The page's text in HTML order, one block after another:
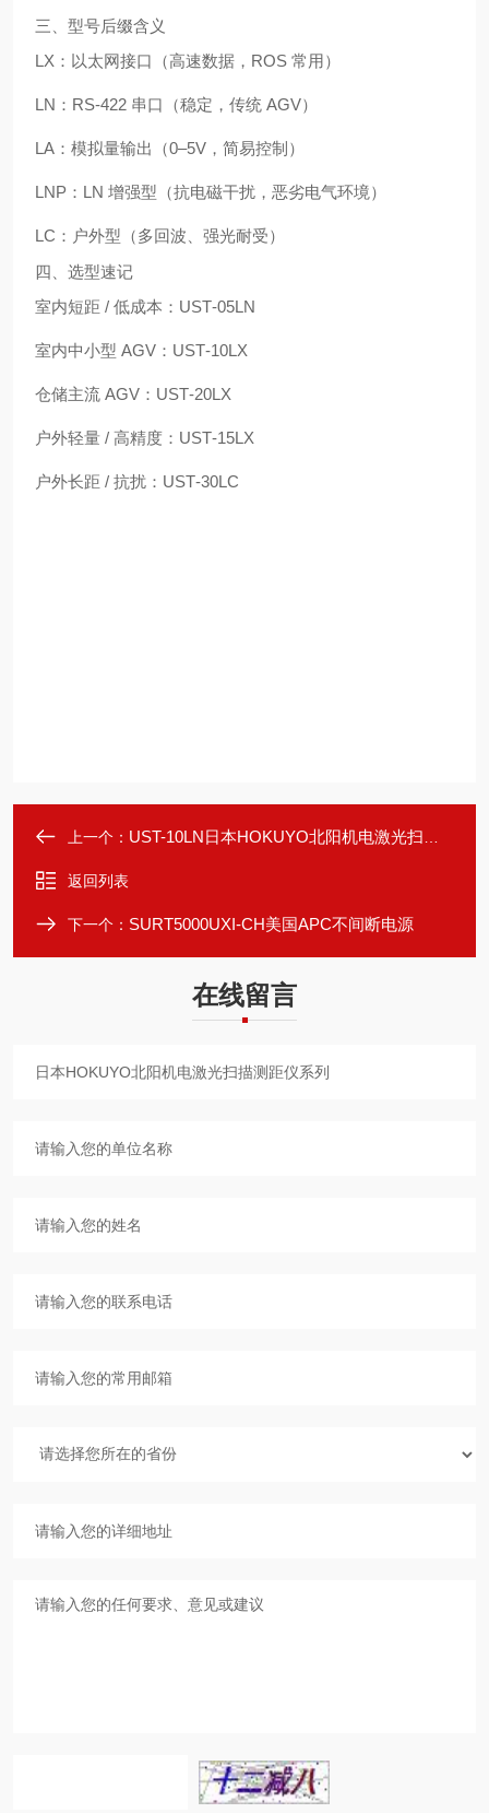
三、型号后缀含义
LX ：以太网接口（高速数据，ROS 常用）
LN ：RS‑422 串口（稳定，传统 AGV）
LA ：模拟量输出（0–5V，简易控制）
LNP ：LN 增强型（抗电磁干扰，恶劣电气环境）
LC ：户外型（多回波、强光耐受）
四、选型速记
室内短距 / 低成本： UST‑05LN
室内中小型 AGV： UST‑10LX
仓储主流 AGV： UST‑20LX
户外轻量 / 高精度： UST‑15LX
户外长距 / 抗扰： UST‑30LC
上一个： UST-10LN日本HOKUYO北阳机电激光扫描测距仪系列
返回列表
下一个： SURT5000UXI-CH美国APC不间断电源
在线留言